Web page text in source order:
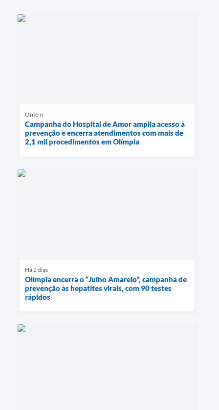
Ontem
Campanha do Hospital de Amor amplia acesso à
prevenção e encerra atendimentos com mais de
2,1 mil procedimentos em Olímpia
Há 2 dias
Olímpia encerra o “Julho Amarelo”, campanha de
prevenção às hepatites virais, com 90 testes
rápidos